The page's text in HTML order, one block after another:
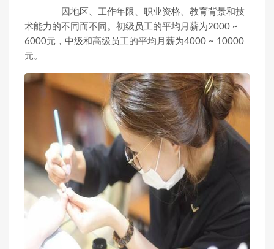
因地区、工作年限、职业资格、教育背景和技
术能力的不同而不同。初级员工的平均月薪为2000 ~
6000元，中级和高级员工的平均月薪为4000 ~ 10000
元。